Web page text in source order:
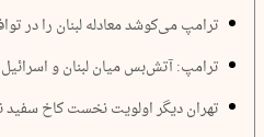
ترامپ می‌کوشد معادله لبنان را در
ترامپ: آتش‌بس میان لبنان و
تهران دیگر اولویت نخست کاخ